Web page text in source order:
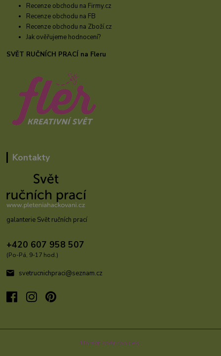
Recenze obchodu na Firmy.cz
Recenze obchodu na FB
Recenze obchodu na Zboží.cz
Jak ověřujeme hodnocení?
SVĚT RUČNÍCH PRACÍ na Fleru
Kontakty
galanterie Svět ručních prací
+420 607 958 507
(Po-Pá, 9-17 hod.)
svetrucnichpraci@seznam.cz
Upravit sběr cookies.